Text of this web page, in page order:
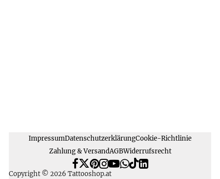
ImpressumDatenschutzerklärungCookie-Richtlinie
Zahlung & VersandAGBWiderrufsrecht
Copyright © 2026 Tattooshop.at